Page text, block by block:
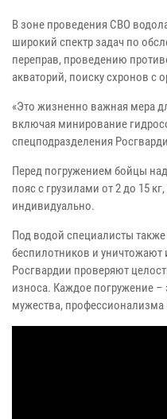
В зоне проведения СВО
широкий спектр задач по
переправ, проведению
акваторий, поиску схронов с
«Это жизненно важная мера
включая минирование
спецподразделения
Перед погружением бойцы
пояс с грузилами от 2 до 15
индивидуально.
Под водой специалисты
беспилотников и
Росгвардии проверяют
износа. Каждое погружение –
мужества,